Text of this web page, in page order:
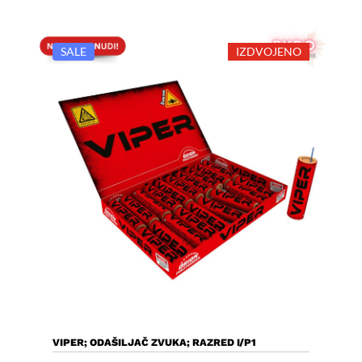
SALE IZDVOJENO
Dodaj U Košaricu
VIPER; ODAŠILJAČ ZVUKA; RAZRED I/P1